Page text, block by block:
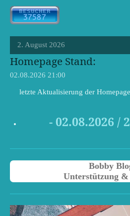
2. August 2026
Homepage Stand:
02.08.2026 21:00
letzte Aktualisierung der
- 02.08.2026 /
Bobby
Unterstützung &